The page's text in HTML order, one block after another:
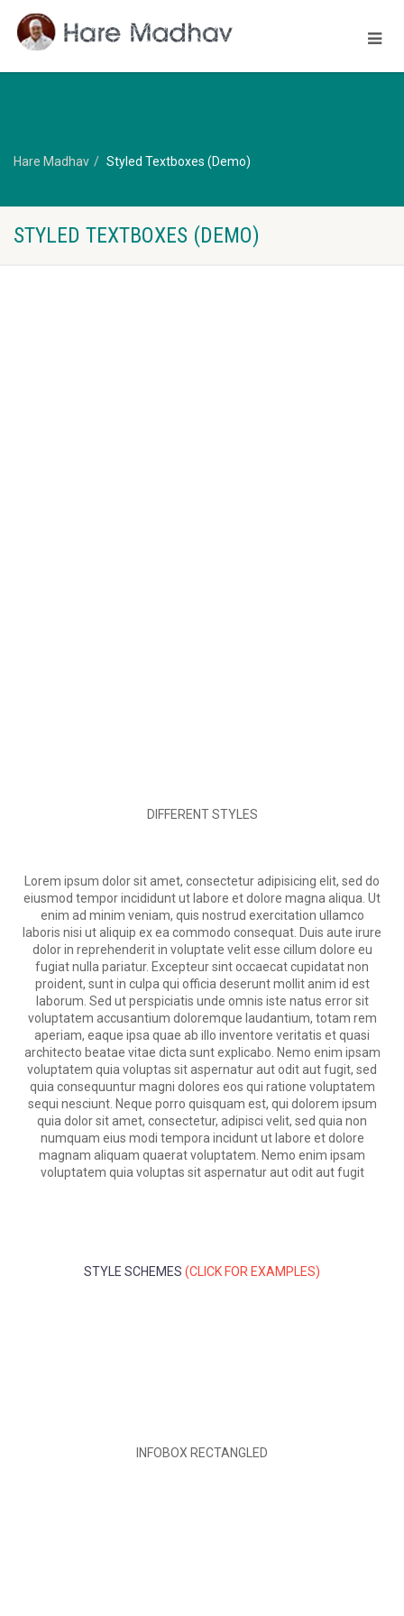
Hare Madhav Styled Textboxes (Demo)
STYLED TEXTBOXES (DEMO)
DIFFERENTSTYLES
Lorem ipsum dolor sit amet, consectetur adipisicing elit, sed do
eiusmod tempor incididunt ut labore et dolore magna aliqua. Ut
enim ad minim veniam, quis nostrud exercitation ullamco
laboris nisi ut aliquip ex ea commodo consequat. Duis aute irure
dolor in reprehenderit in voluptate velit esse cillum dolore eu
fugiat nulla pariatur. Excepteur sint occaecat cupidatat non
proident, sunt in culpa qui officia deserunt mollit anim id est
laborum. Sed ut perspiciatis unde omnis iste natus error sit
voluptatem accusantium doloremque laudantium, totam rem
aperiam, eaque ipsa quae ab illo inventore veritatis et quasi
architecto beatae vitae dicta sunt explicabo. Nemo enim ipsam
voluptatem quia voluptas sit aspernatur aut odit aut fugit, sed
quia consequuntur magni dolores eos qui ratione voluptatem
sequi nesciunt. Neque porro quisquam est, qui dolorem ipsum
quia dolor sit amet, consectetur, adipisci velit, sed quia non
numquam eius modi tempora incidunt ut labore et dolore
magnam aliquam quaerat voluptatem. Nemo enim ipsam
voluptatem quia voluptas sit aspernatur aut odit aut fugit
STYLE SCHEMES (CLICK FOR EXAMPLES)
INFOBOX RECTANGLED